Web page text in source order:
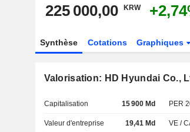
225 000,00 KRW
Synthèse Cotations Graphiques
Valorisation: HD Hyundai Co.,
Capitalisation 15 900 Md PER
Valeur d'entreprise 19,41 Md VE /